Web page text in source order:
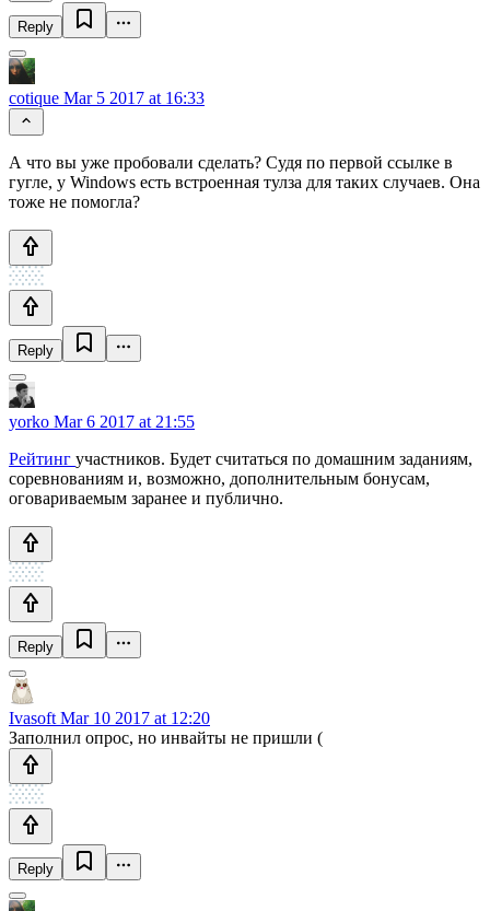
Reply
cotique Mar 5 2017 at 16:33
А что вы уже пробовали сделать? Судя по первой ссылке в
гугле, у Windows есть встроенная тулза для таких случаев. Она
тоже не помогла?
Reply
yorko Mar 6 2017 at 21:55
Рейтинг участников. Будет считаться по домашним заданиям,
соревнованиям и, возможно, дополнительным бонусам,
оговариваемым заранее и публично.
Reply
Ivasoft Mar 10 2017 at 12:20
Заполнил опрос, но инвайты не пришли (
Reply